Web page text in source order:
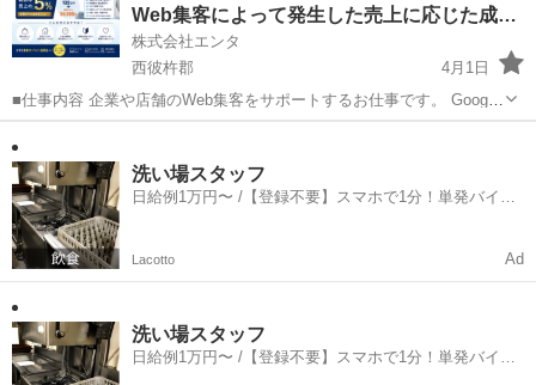
Web集客によって発生した売上に応じた成果報酬
株式会社エンタ
西彼杵郡
4月1日
■仕事内容 企業や店舗のWeb集客をサポートするお仕事です。 Google
を活用した「Web上の店舗情報」の登録・初期設定を行っていただき
ます。 日々の集客運用や問い合わせ対応、顧客対応はすべて運営本部
が行うため...
洗い場スタッフ
日給例1万円〜 /【登録不要】スマホで1分！単発バイト
Lacotto Ad
洗い場スタッフ
日給例1万円〜 /【登録不要】スマホで1分！単発バイト